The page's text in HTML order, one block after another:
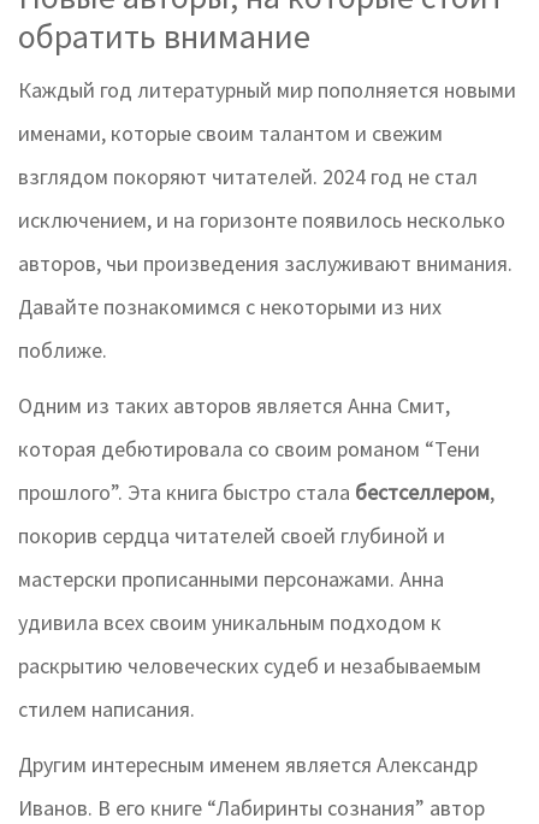
обратить внимание
Каждый год литературный мир пополняется новыми
именами, которые своим талантом и свежим
взглядом покоряют читателей. 2024 год не стал
исключением, и на горизонте появилось несколько
авторов, чьи произведения заслуживают внимания.
Давайте познакомимся с некоторыми из них
поближе.
Одним из таких авторов является Анна Смит,
которая дебютировала со своим романом “Тени
прошлого”. Эта книга быстро стала бестселлером,
покорив сердца читателей своей глубиной и
мастерски прописанными персонажами. Анна
удивила всех своим уникальным подходом к
раскрытию человеческих судеб и незабываемым
стилем написания.
Другим интересным именем является Александр
Иванов. В его книге “Лабиринты сознания” автор